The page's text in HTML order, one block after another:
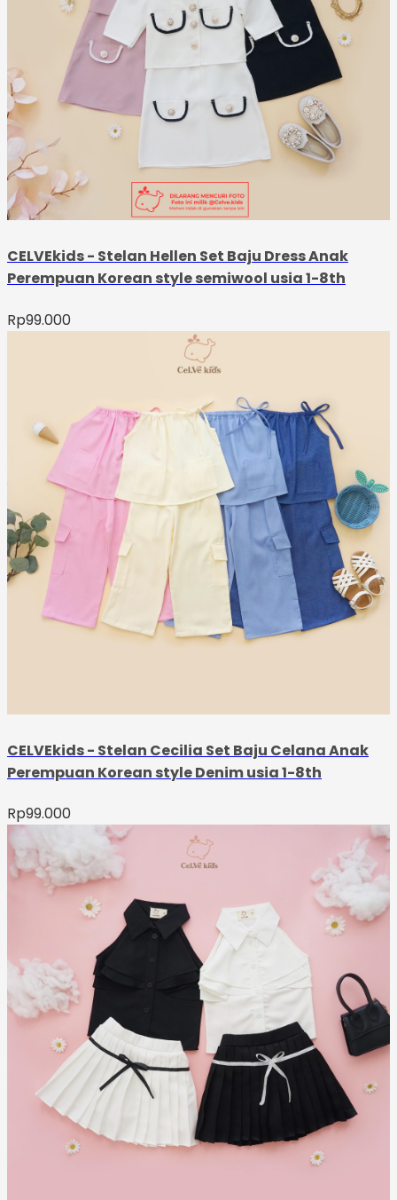
CELVEkids - Stelan Hellen Set Baju Dress Anak
Perempuan Korean style semiwool usia 1-8th
Rp99.000
CELVEkids - Stelan Cecilia Set Baju Celana Anak
Perempuan Korean style Denim usia 1-8th
Rp99.000